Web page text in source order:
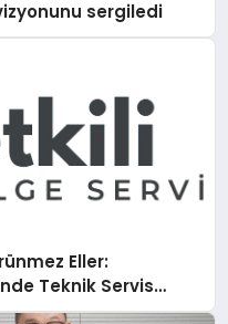
sergiledi
Eller:
Teknik Servis